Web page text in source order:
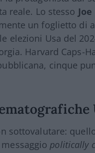
reale. Lo stesso
un foglietto di
elezioni Usa del
Harvard Caps-
cinque
sottovalutare:
politically